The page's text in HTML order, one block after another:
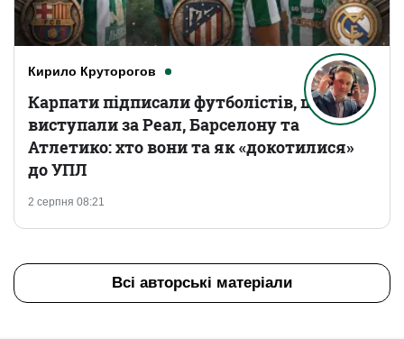
Кирило Круторогов
2 серпня 08:21
Карпати підписали футболістів, що
виступали за Реал, Барселону та
Атлетико: хто вони та як «докотилися»
до УПЛ
Всі авторські матеріали